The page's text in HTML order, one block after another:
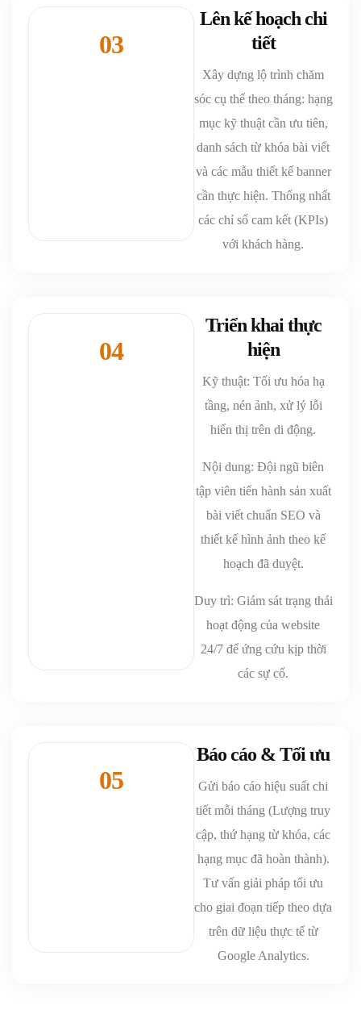
03
Lên kế hoạch chi
tiết
Xây dựng lộ trình chăm
sóc cụ thể theo tháng: hạng
mục kỹ thuật cần ưu tiên,
danh sách từ khóa bài viết
và các mẫu thiết kế banner
cần thực hiện. Thống nhất
các chỉ số cam kết (KPIs)
với khách hàng.
Triển khai thực
hiện
Kỹ thuật: Tối ưu hóa hạ
tầng, nén ảnh, xử lý lỗi
hiển thị trên di động.
Nội dung: Đội ngũ biên
tập viên tiến hành sản xuất
bài viết chuẩn SEO và
thiết kế hình ảnh theo kế
hoạch đã duyệt.
Duy trì: Giám sát trạng thái
hoạt động của website
24/7 để ứng cứu kịp thời
các sự cố.
04
05
Báo cáo & Tối ưu
Gửi báo cáo hiệu suất chi
tiết mỗi tháng (Lượng truy
cập, thứ hạng từ khóa, các
hạng mục đã hoàn thành).
Tư vấn giải pháp tối ưu
cho giai đoạn tiếp theo dựa
trên dữ liệu thực tế từ
Google Analytics.